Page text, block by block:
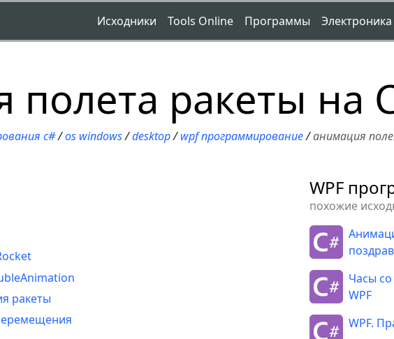
Исходники Tools Online Программы Электроника
ракеты на
c#/os windows/desktop/wpf программирование/анимация
ракеты
WPF
похожие
Часы
WPF
WPF.